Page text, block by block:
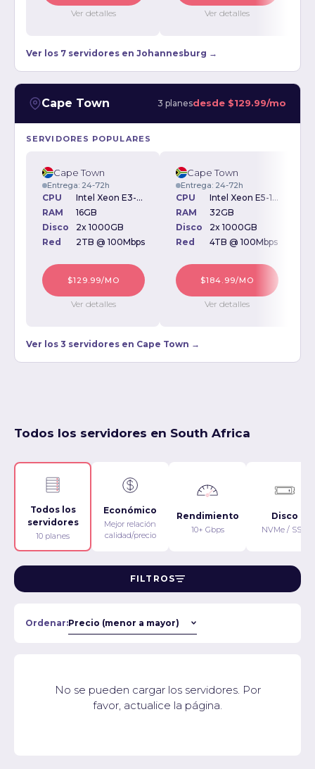
Ver detalles Ver detalles
Ver los 7 servidores en Johannesburg →
Cape Town 3 planesdesde $129.99/mo
SERVIDORES POPULARES
Cape Town
Entrega: 24-72h
CPU
Intel Xeon E3-1230 3.20GHz
RAM
16GB
Disco
2x 1000GB
Red
2TB @ 100Mbps
$129.99/MO
Ver detalles
Cape Town
Entrega: 24-72h
CPU
Intel Xeon E5-1620 3.5GHz
RAM
32GB
Disco
2x 1000GB
Red
4TB @ 100Mbps
$184.99/MO
Ver detalles
Ver los 3 servidores en Cape Town →
Todos los servidores en South Africa
Todos los
servidores
10 planes
Económico
Mejor relación
calidad/precio
Rendimiento
10+ Gbps
Disco
NVMe / SSD
FILTROS
Ordenar:
No se pueden cargar los servidores. Por
favor, actualice la página.